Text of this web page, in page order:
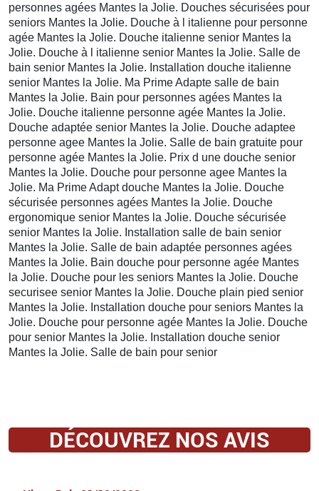
personnes agées Mantes la Jolie. Douches sécurisées pour
seniors Mantes la Jolie. Douche à l italienne pour personne
agée Mantes la Jolie. Douche italienne senior Mantes la
Jolie. Douche à l italienne senior Mantes la Jolie. Salle de
bain senior Mantes la Jolie. Installation douche italienne
senior Mantes la Jolie. Ma Prime Adapte salle de bain
Mantes la Jolie. Bain pour personnes agées Mantes la
Jolie. Douche italienne personne agée Mantes la Jolie.
Douche adaptée senior Mantes la Jolie. Douche adaptee
personne agee Mantes la Jolie. Salle de bain gratuite pour
personne agée Mantes la Jolie. Prix d une douche senior
Mantes la Jolie. Douche pour personne agee Mantes la
Jolie. Ma Prime Adapt douche Mantes la Jolie. Douche
sécurisée personnes agées Mantes la Jolie. Douche
ergonomique senior Mantes la Jolie. Douche sécurisée
senior Mantes la Jolie. Installation salle de bain senior
Mantes la Jolie. Salle de bain adaptée personnes agées
Mantes la Jolie. Bain douche pour personne agée Mantes
la Jolie. Douche pour les seniors Mantes la Jolie. Douche
securisee senior Mantes la Jolie. Douche plain pied senior
Mantes la Jolie. Installation douche pour seniors Mantes la
Jolie. Douche pour personne agée Mantes la Jolie. Douche
pour senior Mantes la Jolie. Installation douche senior
Mantes la Jolie. Salle de bain pour senior
DÉCOUVREZ NOS AVIS